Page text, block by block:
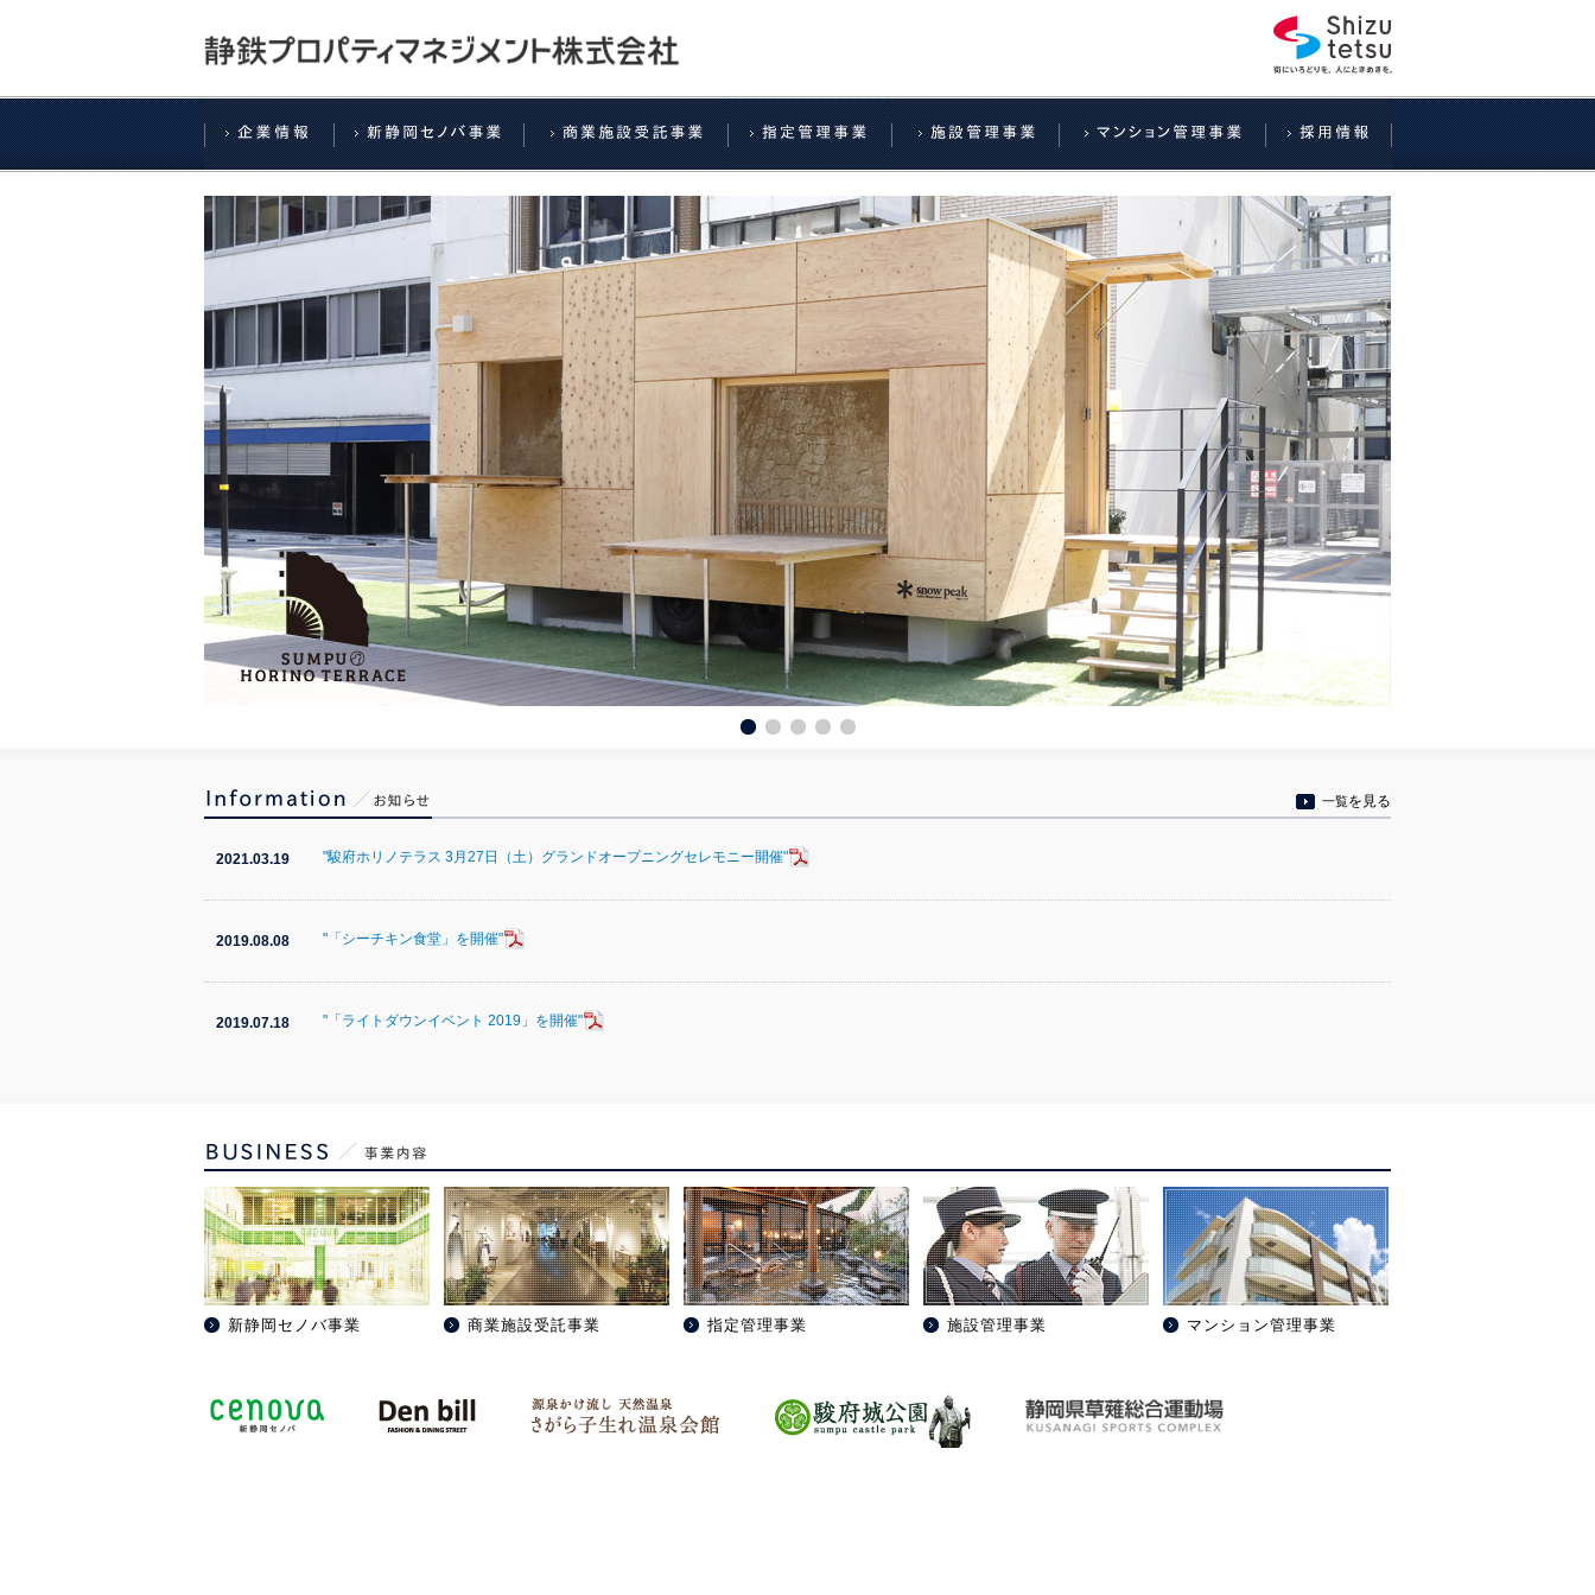
一覧を見る
2021.03.19 "駿府ホリノテラス 3月27日（土）グランドオープニングセレモニー開催"
2019.08.08 "「シーチキン食堂」を開催"
2019.07.18 "「ライトダウンイベント 2019」を開催"
2019.05.28 第21回テナントが選んだディベロッパー大賞「ＥＳ賞」受賞！
新静岡セノバ事業 商業施設受託事業 指定管理事業 施設管理事業 マンション管理事業